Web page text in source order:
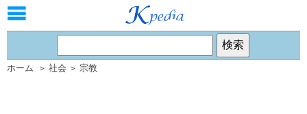
ホーム ＞ 社会 ＞ 宗教